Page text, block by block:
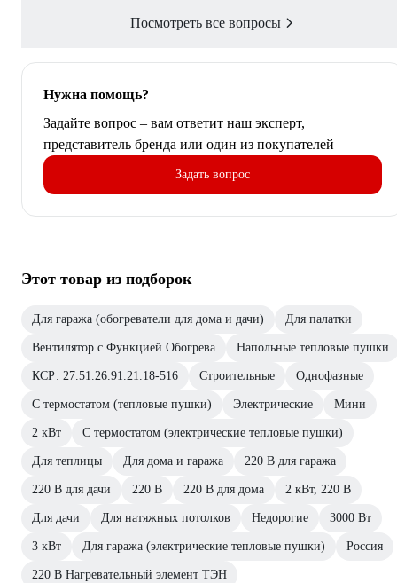
Посмотреть все вопросы
Нужна помощь?
Задайте вопрос – вам ответит наш эксперт,
представитель бренда или один из покупателей
Задать вопрос
Этот товар из подборок
Для гаража (обогреватели для дома и дачи) Для палатки
Вентилятор с Функцией Обогрева Напольные тепловые пушки
КСР: 27.51.26.91.21.18-516 Строительные Однофазные
С термостатом (тепловые пушки) Электрические Мини
2 кВт С термостатом (электрические тепловые пушки)
Для теплицы Для дома и гаража 220 В для гаража
220 В для дачи 220 В 220 В для дома 2 кВт, 220 В
Для дачи Для натяжных потолков Недорогие 3000 Вт
3 кВт Для гаража (электрические тепловые пушки) Россия
220 В Нагревательный элемент ТЭН